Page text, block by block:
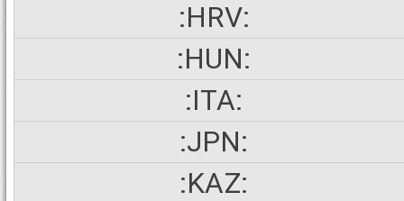
:HRV:
:HUN:
:ITA:
:JPN:
:KAZ: